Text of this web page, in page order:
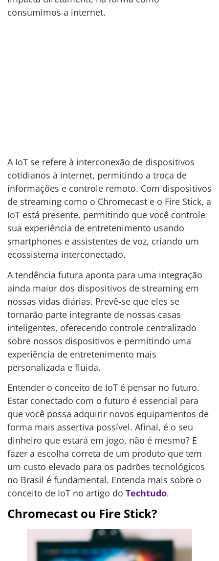
consumimos a internet.
A IoT se refere à interconexão de dispositivos
cotidianos à internet, permitindo a troca de
informações e controle remoto. Com dispositivos
de streaming como o Chromecast e o Fire Stick, a
IoT está presente, permitindo que você controle
sua experiência de entretenimento usando
smartphones e assistentes de voz, criando um
ecossistema interconectado.
A tendência futura aponta para uma integração
ainda maior dos dispositivos de streaming em
nossas vidas diárias. Prevê-se que eles se
tornarão parte integrante de nossas casas
inteligentes, oferecendo controle centralizado
sobre nossos dispositivos e permitindo uma
experiência de entretenimento mais
personalizada e fluida.
Entender o conceito de IoT é pensar no futuro.
Estar conectado com o futuro é essencial para
que você possa adquirir novos equipamentos de
forma mais assertiva possível. Afinal, é o seu
dinheiro que estará em jogo, não é mesmo? E
fazer a escolha correta de um produto que tem
um custo elevado para os padrões tecnológicos
no Brasil é fundamental. Entenda mais sobre o
conceito de IoT no artigo do Techtudo.
Chromecast ou Fire Stick?